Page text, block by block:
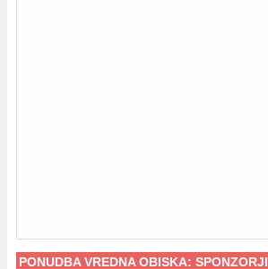
PONUDBA VREDNA OBISKA: SPONZORJI